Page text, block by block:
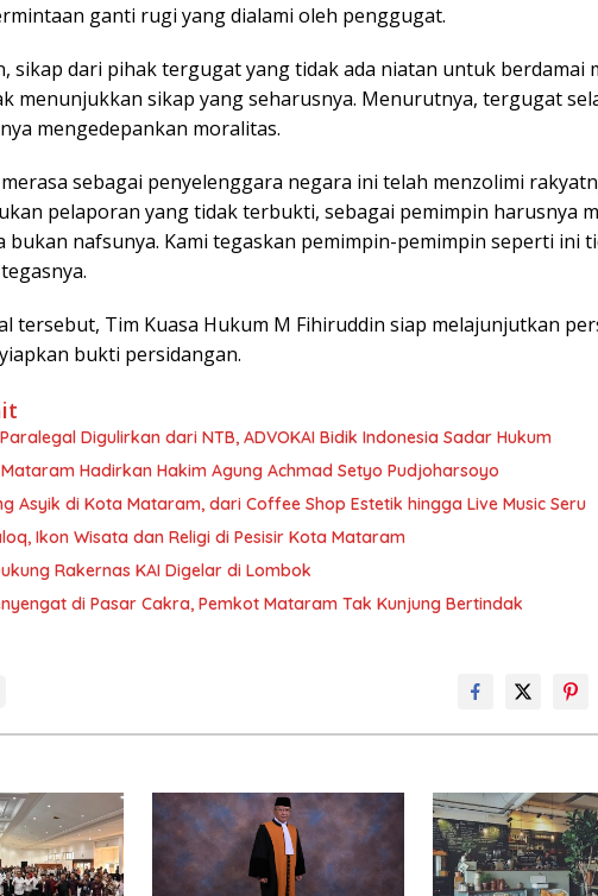
ganti rugi yang dialami oleh penggugat.
sikap dari pihak tergugat yang tidak ada niatan untuk berdamai
menunjukkan sikap yang seharusnya. Menurutnya, tergugat
mengedepankan moralitas.
sebagai penyelenggara negara ini telah menzolimi
pelaporan yang tidak terbukti, sebagai pemimpin harusnya
bukan nafsunya. Kami tegaskan pemimpin-pemimpin seperti ini
tersebut, Tim Kuasa Hukum M Fihiruddin siap melajunjutkan
bukti persidangan.
Digulirkan dari NTB, ADVOKAI Bidik Indonesia Sadar Hukum
Hadirkan Hakim Agung Achmad Setyo Pudjoharsoyo
Asyik di Kota Mataram, dari Coffee Shop Estetik hingga Live Music Seru
Ikon Wisata dan Religi di Pesisir Kota Mataram
Rakernas KAI Digelar di Lombok
di Pasar Cakra, Pemkot Mataram Tak Kunjung Bertindak